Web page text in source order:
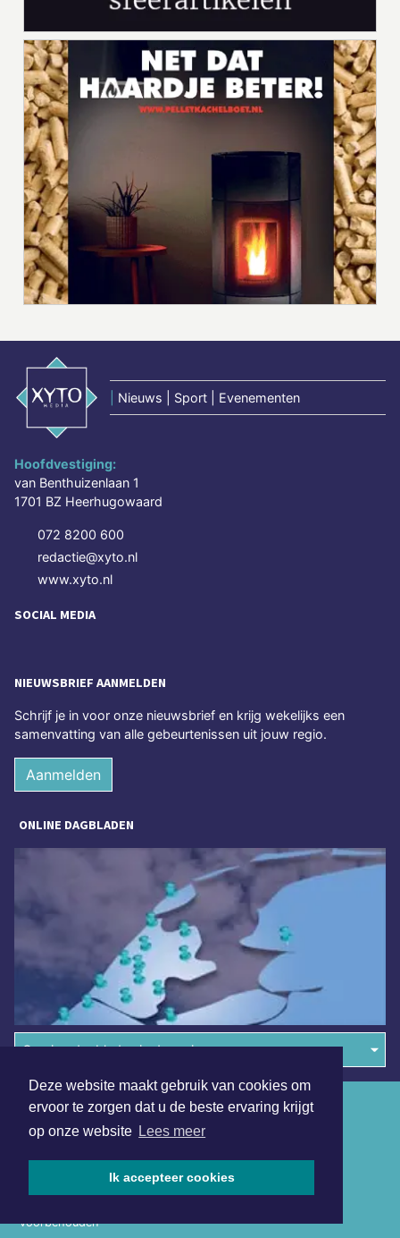
Deze website maakt gebruik van cookies om
ervoor te zorgen dat u de beste ervaring krijgt
op onze website Lees meer
Ik accepteer cookies
Nieuws | Sport | Evenementen
Hoofdvestiging:
van Benthuizenlaan 1
1701 BZ Heerhugowaard
072 8200 600
redactie@xyto.nl
www.xyto.nl
SOCIAL MEDIA
NIEUWSBRIEF AANMELDEN
Schrijf je in voor onze nieuwsbrief en krijg wekelijks een
samenvatting van alle gebeurtenissen uit jouw regio.
Aanmelden
ONLINE DAGBLADEN
Overige dagbladen in de regio
voorbehouden
Algemene voorwaarden
Disclaimer